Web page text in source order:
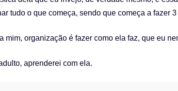
tudo o que começa, sendo que começa a fazer
mim, organização é fazer como ela faz, que eu
aprenderei com ela.